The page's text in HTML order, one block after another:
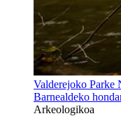
Valderejoko Parke
Barnealdeko
Arkeologikoa